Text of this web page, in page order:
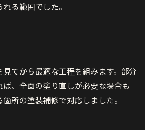
る範囲でした。
てから最適な工程を組みます。部分
、全面の塗り直しが必要な場合も
所の塗装補修で対応しました。